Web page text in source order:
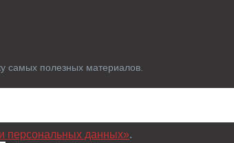
самых полезных материалов.
персональных данных».